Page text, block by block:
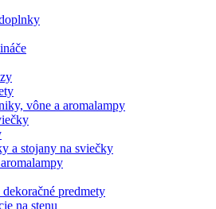
vône a aromalampy
a stojany na sviečky
predmety
na stenu